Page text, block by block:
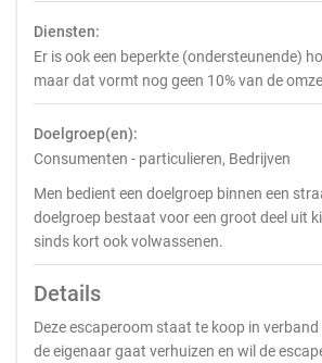
Diensten:
Er is ook een beperkte (ondersteunende)
maar dat vormt nog geen 10% van de
Doelgroep(en):
Consumenten - particulieren, Bedrijven
Men bedient een doelgroep binnen een
doelgroep bestaat voor een groot deel uit
sinds kort ook volwassenen.
Details
Deze escaperoom staat te koop in verband
de eigenaar gaat verhuizen en wil de